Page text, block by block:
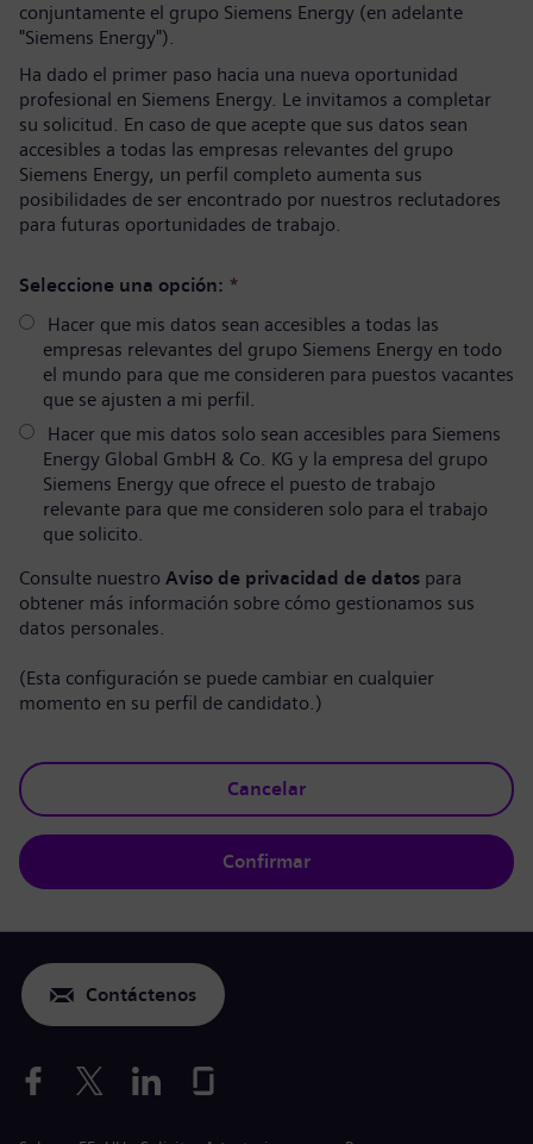
conjuntamente el grupo Siemens Energy (en adelante
"Siemens Energy").
Ha dado el primer paso hacia una nueva oportunidad
profesional en Siemens Energy. Le invitamos a completar
su solicitud. En caso de que acepte que sus datos sean
accesibles a todas las empresas relevantes del grupo
Siemens Energy, un perfil completo aumenta sus
posibilidades de ser encontrado por nuestros reclutadores
para futuras oportunidades de trabajo.
Seleccione una opción: *
Hacer que mis datos sean accesibles a todas las
empresas relevantes del grupo Siemens Energy en todo
el mundo para que me consideren para puestos vacantes
que se ajusten a mi perfil.
Hacer que mis datos solo sean accesibles para Siemens
Energy Global GmbH & Co. KG y la empresa del grupo
Siemens Energy que ofrece el puesto de trabajo
relevante para que me consideren solo para el trabajo
que solicito.
Consulte nuestro Aviso de privacidad de datos para
obtener más información sobre cómo gestionamos sus
datos personales.
(Esta configuración se puede cambiar en cualquier
momento en su perfil de candidato.)
Cancelar
Confirmar
Contáctenos